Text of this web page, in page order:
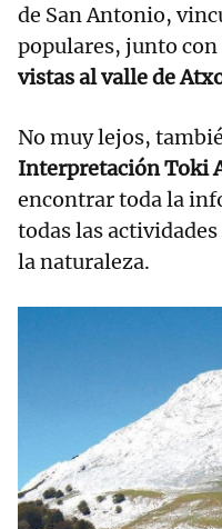
de San Antonio,
populares, junto
vistas al valle de
No muy lejos,
Interpretación Toki
encontrar toda la
todas las
la naturaleza.